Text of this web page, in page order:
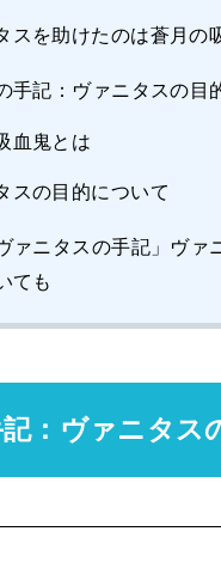
スを助けたのは蒼月の
手記：ヴァニタスの目
血鬼とは
スの目的について
ァニタスの手記」ヴ
ても
：ヴァニタス